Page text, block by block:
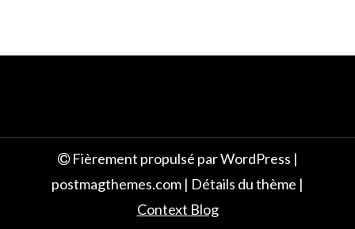
Fièrement propulsé par WordPress |
postmagthemes.com | Détails du thème |
Context Blog